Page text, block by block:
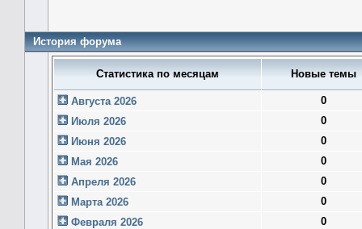
История форума
Статистика по месяцам Новые темы
Августа 2026
0
Июля 2026
0
Июня 2026
0
Мая 2026
0
Апреля 2026
0
Марта 2026
0
Февраля 2026
0